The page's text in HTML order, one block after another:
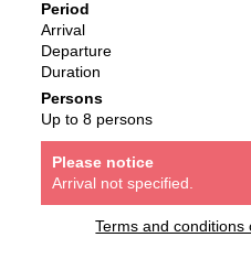
Period
Arrival
Departure
Duration
Persons
Up to 8 persons
Please notice
Arrival not specified.
Terms and